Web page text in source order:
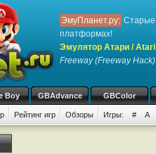
ЭмуПланет.ру: Старые
платформах!
Эмулятор Атари /
Freeway (Freeway Hack)
Boy GBAdvance GBColor
Рейтинг игр Обзоры Игры: # A